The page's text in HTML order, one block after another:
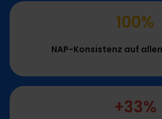
100%
NAP-Konsistenz auf
+33%